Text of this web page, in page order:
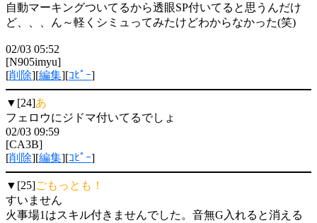
自動マーキングついてるから透眼SP付いてると思うんだけ
ど、、、ん～軽くシミュってみたけどわからなかった(笑)
02/03 05:52
[N905imyu]
[削除][編集][ｺﾋﾟｰ]
▼[24]あ
フェロウにジドマ付いてるでしょ
02/03 09:59
[CA3B]
[削除][編集][ｺﾋﾟｰ]
▼[25]ごもっとも！
すいません
火事場1はスキル付きませんでした。音無G入れると消える